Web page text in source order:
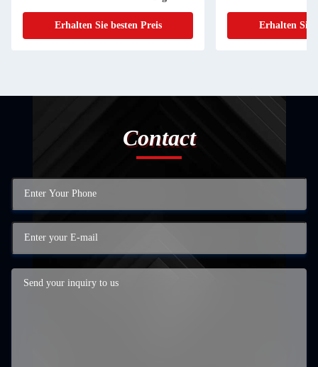
Pin Code Cam Lock
Erhalten Sie besten Preis
Erhalten Sie
Contact